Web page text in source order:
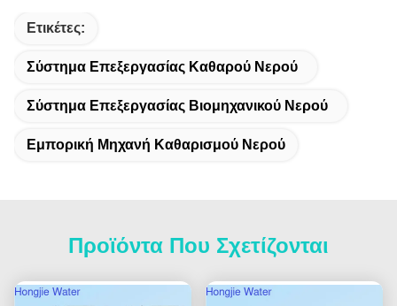
Ετικέτες:
Σύστημα Επεξεργασίας Καθαρού Νερού
Σύστημα Επεξεργασίας Βιομηχανικού Νερού
Εμπορική Μηχανή Καθαρισμού Νερού
Προϊόντα Που Σχετίζονται